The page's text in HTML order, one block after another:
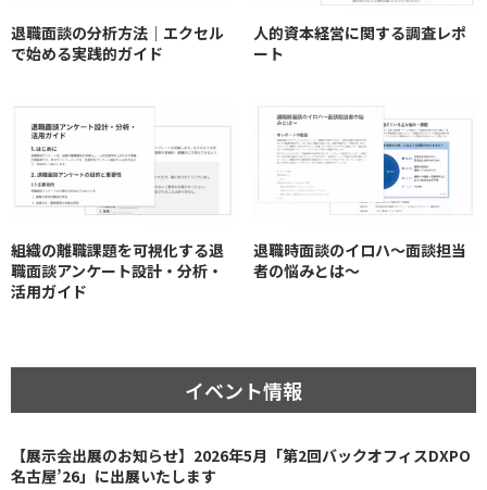
退職面談の分析方法｜エクセル
で始める実践的ガイド
人的資本経営に関する調査レポ
ート
組織の離職課題を可視化する退
職面談アンケート設計・分析・
活用ガイド
退職時面談のイロハ〜面談担当
者の悩みとは〜
イベント情報
【展示会出展のお知らせ】2026年5月「第2回バックオフィスDXPO
名古屋’26」に出展いたします